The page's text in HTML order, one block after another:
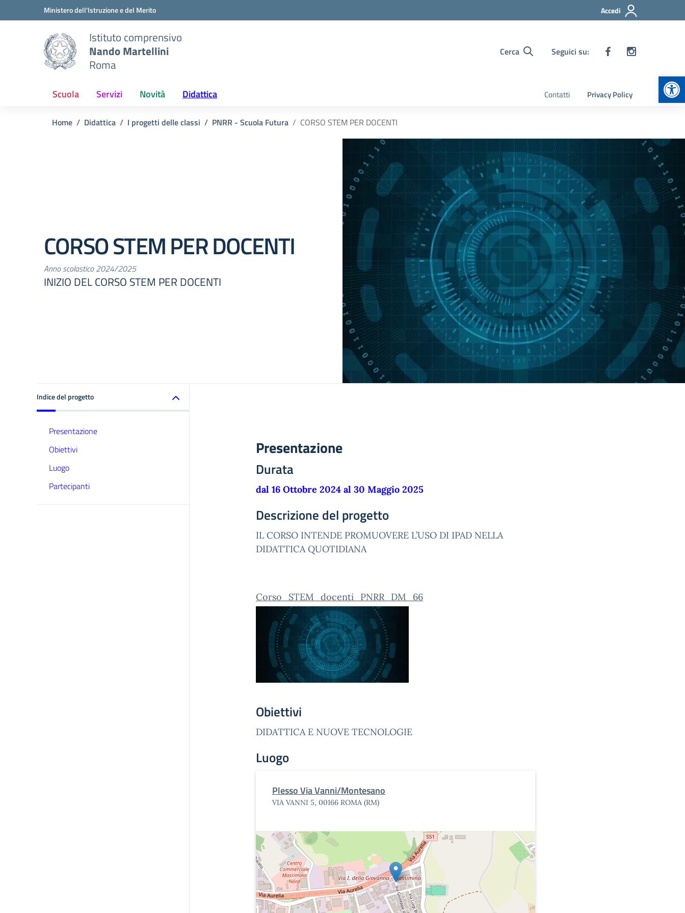
Vai ai contenuti
Vai al menu di navigazioneMinistero dell'Istruzione e del Merito Accedi
Istituto comprensivo
Nando Martellini
Roma
Cerca Seguici su:
Scuola Servizi Novità Didattica Contatti Privacy Policy
Home Didattica I progetti delle classi PNRR - Scuola Futura CORSO STEM PER DOCENTI
CORSO STEM PER DOCENTI
Anno scolastico 2024/2025
INIZIO DEL CORSO STEM PER DOCENTI
Indice del progetto
Presentazione
Obiettivi
Luogo
Partecipanti
Presentazione
Durata
dal 16 Ottobre 2024 al 30 Maggio 2025
Descrizione del progetto
IL CORSO INTENDE PROMUOVERE L’USO DI IPAD NELLA
DIDATTICA QUOTIDIANA
Corso_STEM_docenti_PNRR_DM_66
Obiettivi
DIDATTICA E NUOVE TECNOLOGIE
Luogo
Plesso Via Vanni/Montesano
VIA VANNI 5, 00166 ROMA (RM)